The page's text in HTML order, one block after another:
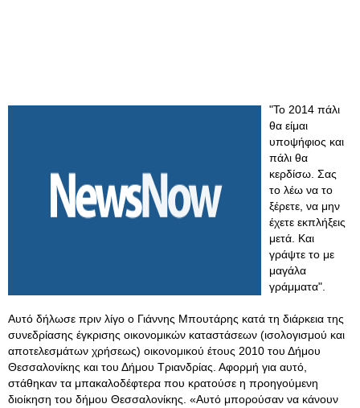
"Το 2014 πάλι
θα είμαι
υποψήφιος και
πάλι θα
κερδίσω. Σας
το λέω να το
ξέρετε, να μην
έχετε εκπλήξεις
μετά. Και
γράψτε το με
μαγάλα
γράμματα".
Αυτό δήλωσε πριν λίγο ο Γιάννης Μπουτάρης κατά τη διάρκεια της
συνεδρίασης έγκρισης οικονομικών καταστάσεων (ισολογισμού και
αποτελεσμάτων χρήσεως) οικονομικού έτους 2010 του Δήμου
Θεσσαλονίκης και του Δήμου Τριανδρίας. Αφορμή για αυτό,
στάθηκαν τα μπακαλοδέφτερα που κρατούσε η προηγούμενη
διοίκηση του δήμου Θεσσαλονίκης. «Αυτό μπορούσαν να κάνουν